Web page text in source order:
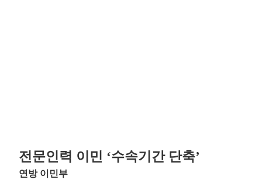
전문인력 이민 ‘수속기간 단축’
연방 이민부